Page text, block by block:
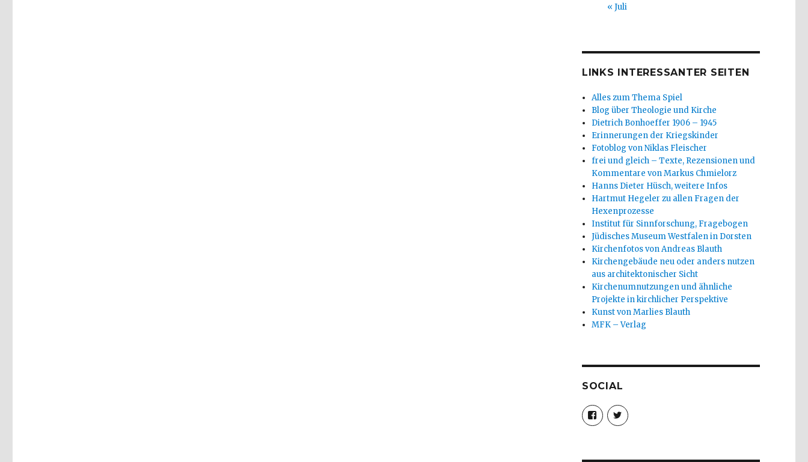
« Juli
LINKS INTERESSANTER SEITEN
Alles zum Thema Spiel
Blog über Theologie und Kirche
Dietrich Bonhoeffer 1906 – 1945
Erinnerungen der Kriegskinder
Fotoblog von Niklas Fleischer
frei und gleich – Texte, Rezensionen und
Kommentare von Markus Chmielorz
Hanns Dieter Hüsch, weitere Infos
Hartmut Hegeler zu allen Fragen der
Hexenprozesse
Institut für Sinnforschung, Fragebogen
Jüdisches Museum Westfalen in Dorsten
Kirchenfotos von Andreas Blauth
Kirchengebäude neu oder anders nutzen
aus architektonischer Sicht
Kirchenumnutzungen und ähnliche
Projekte in kirchlicher Perspektive
Kunst von Marlies Blauth
MFK – Verlag
SOCIAL
Profil
von
christoph.fleischer1
anzeigen
Profil
von
anzeigen